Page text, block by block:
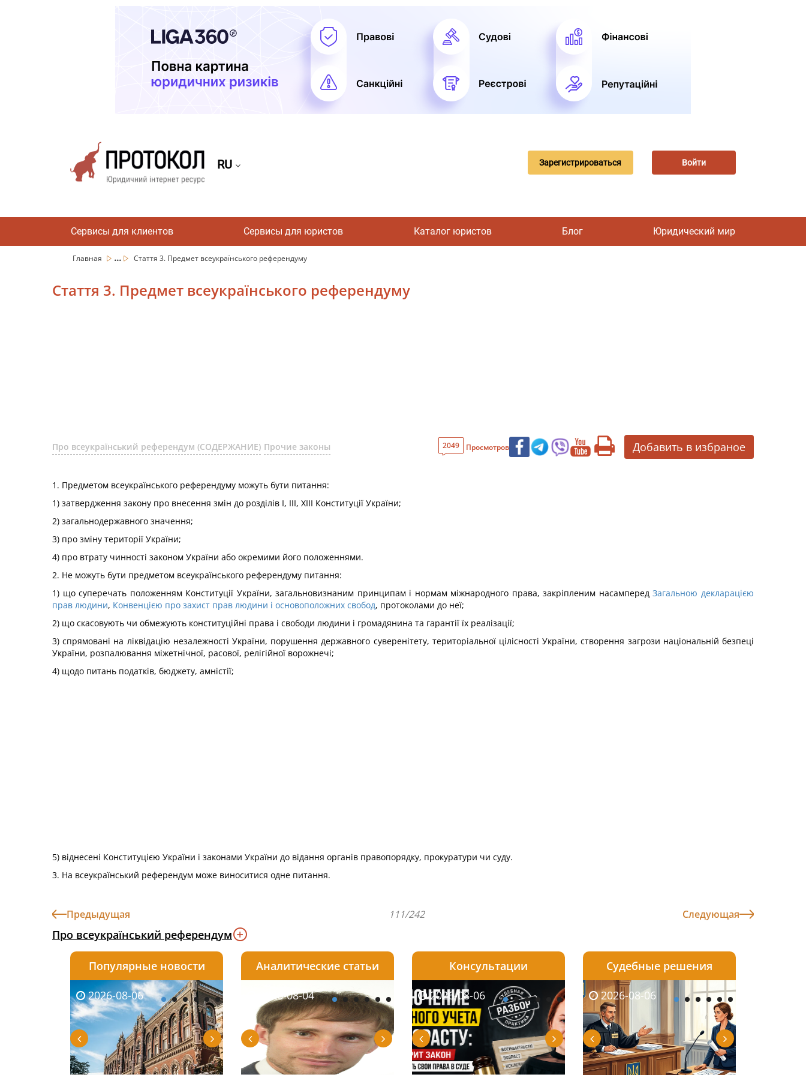
RU Зарегистрироваться Войти
Сервисы для клиентов Сервисы для юристов Каталог юристов Блог Юридический мир
Главная ... Стаття 3. Предмет всеукраїнського референдуму
Стаття 3. Предмет всеукраїнського референдуму
Про всеукраїнський референдум (СОДЕРЖАНИЕ) Прочие законы 2049 Просмотров Добавить в избраное
1. Предметом всеукраїнського референдуму можуть бути питання:
1) затвердження закону про внесення змін до розділів I, III, XIII Конституції України;
2) загальнодержавного значення;
3) про зміну території України;
4) про втрату чинності законом України або окремими його положеннями.
2. Не можуть бути предметом всеукраїнського референдуму питання:
1) що суперечать положенням Конституції України, загальновизнаним принципам і нормам міжнародного права, закріпленим насампередЗагальною декларацією
прав людини, Конвенцією про захист прав людини і основоположних свобод, протоколами до неї;
2) що скасовують чи обмежують конституційні права і свободи людини і громадянина та гарантії їх реалізації;
3) спрямовані на ліквідацію незалежності України, порушення державного суверенітету, територіальної цілісності України, створення загрози національній безпеці
України, розпалювання міжетнічної, расової, релігійної ворожнечі;
4) щодо питань податків, бюджету, амністії;
5) віднесені Конституцією України і законами України до відання органів правопорядку, прокуратури чи суду.
3. На всеукраїнський референдум може виноситися одне питання.
Предыдущая 111/242 Следующая
Про всеукраїнський референдум
Популярные новости
2026-08-06 2026-08-06 2026-08-06 2026-08-05 2026-08-05
Аналитические статьи
2026-08-03 2026-08-04 2026-08-04 2026-08-03 2026-08-03
Консультации
2026-08-05 2026-08-06 2026-08-06 2026-08-06
Судебные решения
2026-07-30 2026-08-06